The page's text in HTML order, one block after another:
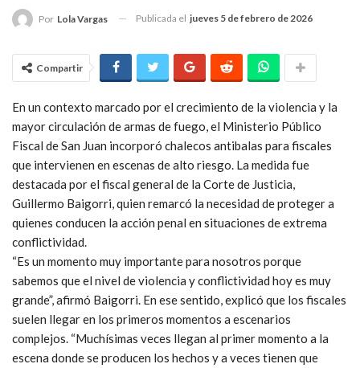
Por Lola Vargas Publicada el jueves 5 de febrero de 2026
Compartir
En un contexto marcado por el crecimiento de la violencia y la
mayor circulación de armas de fuego, el Ministerio Público
Fiscal de San Juan incorporó chalecos antibalas para fiscales
que intervienen en escenas de alto riesgo. La medida fue
destacada por el fiscal general de la Corte de Justicia,
Guillermo Baigorri, quien remarcó la necesidad de proteger a
quienes conducen la acción penal en situaciones de extrema
conflictividad.
“Es un momento muy importante para nosotros porque
sabemos que el nivel de violencia y conflictividad hoy es muy
grande”, afirmó Baigorri. En ese sentido, explicó que los fiscales
suelen llegar en los primeros momentos a escenarios
complejos. “Muchísimas veces llegan al primer momento a la
escena donde se producen los hechos y a veces tienen que